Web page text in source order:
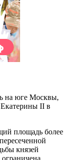
на юге Москвы,
II в
площадь более
князей